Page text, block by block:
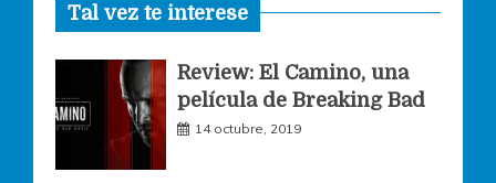
c
e
b
s
t
a
i
t
t
Tal vez te interese
Review: El Camino, una
película de Breaking Bad
14 octubre, 2019